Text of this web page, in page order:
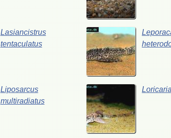
Lasiancistrus
tentaculatus
Liposarcus
multiradiatus
Loricaria